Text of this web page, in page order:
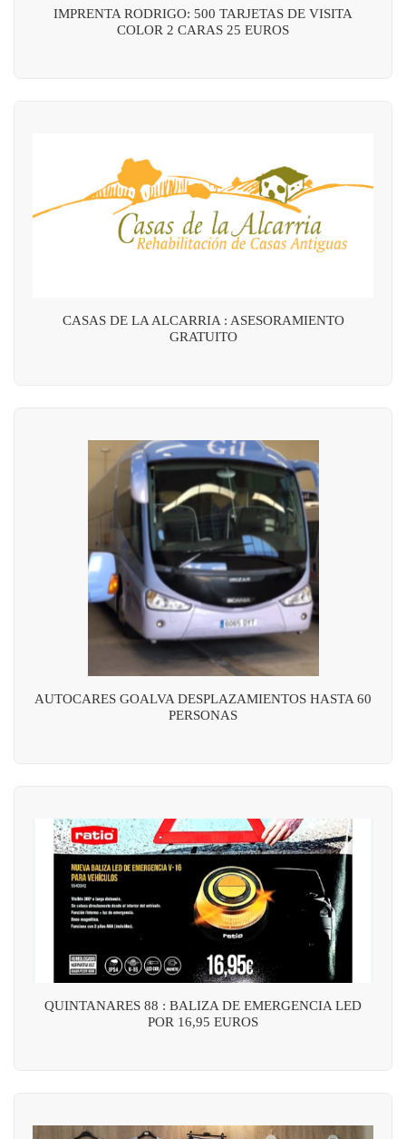
IMPRENTA RODRIGO: 500 TARJETAS DE VISITA
COLOR 2 CARAS 25 EUROS
CASAS DE LA ALCARRIA : ASESORAMIENTO
GRATUITO
AUTOCARES GOALVA DESPLAZAMIENTOS HASTA 60
PERSONAS
QUINTANARES 88 : BALIZA DE EMERGENCIA LED
POR 16,95 EUROS